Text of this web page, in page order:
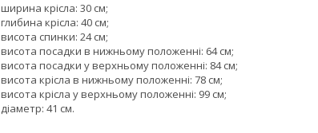
ширина крісла: 30 см;
глибина крісла: 40 см;
висота спинки: 24 см;
висота посадки в нижньому положенні: 64 см;
висота посадки у верхньому положенні: 84 см;
висота крісла в нижньому положенні: 78 см;
висота крісла у верхньому положенні: 99 см;
діаметр: 41 см.